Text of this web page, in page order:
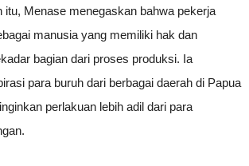
itu, Menase menegaskan bahwa pekerja
manusia yang memiliki hak dan
bagian dari proses produksi. Ia
para buruh dari berbagai daerah di Papua
perlakuan lebih adil dari para